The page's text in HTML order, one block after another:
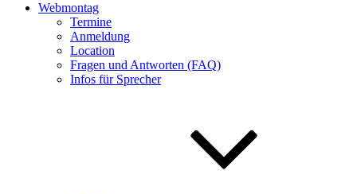
Webmontag
Termine
Anmeldung
Location
Fragen und Antworten (FAQ)
Infos für Sprecher